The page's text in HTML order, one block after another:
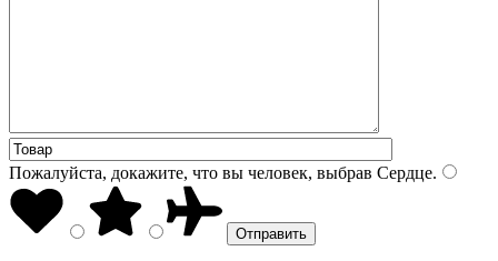
Пожалуйста, докажите, что вы человек, выбрав Сердце.